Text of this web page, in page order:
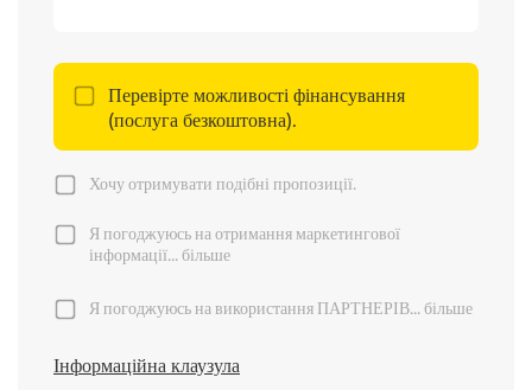
Перевірте можливості фінансування
(послуга безкоштовна).
Хочу отримувати подібні пропозиції.
Я погоджуюсь на отримання маркетингової
інформації...більше
Я погоджуюсь на використання ПАРТНЕРІВ...більше
Інформаційна клаузула